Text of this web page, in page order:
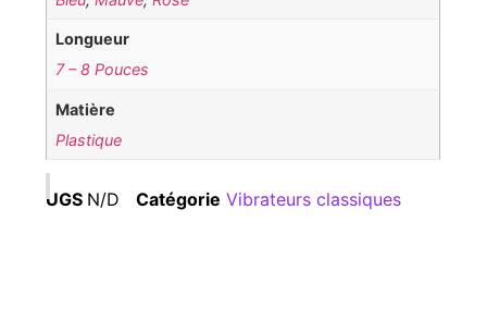
Longueur
7 – 8 Pouces
Matière
Plastique
UGS N/D Catégorie Vibrateurs classiques